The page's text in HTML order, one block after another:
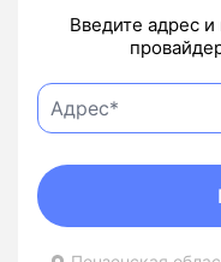
Введите адрес